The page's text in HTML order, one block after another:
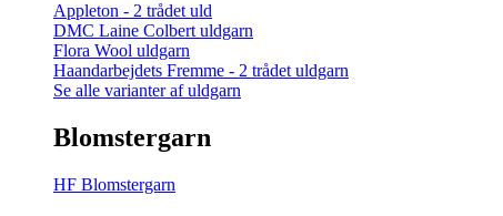
Appleton - 2 trådet uld
DMC Laine Colbert uldgarn
Flora Wool uldgarn
Haandarbejdets Fremme - 2 trådet uldgarn
Se alle varianter af uldgarn
Blomstergarn
HF Blomstergarn